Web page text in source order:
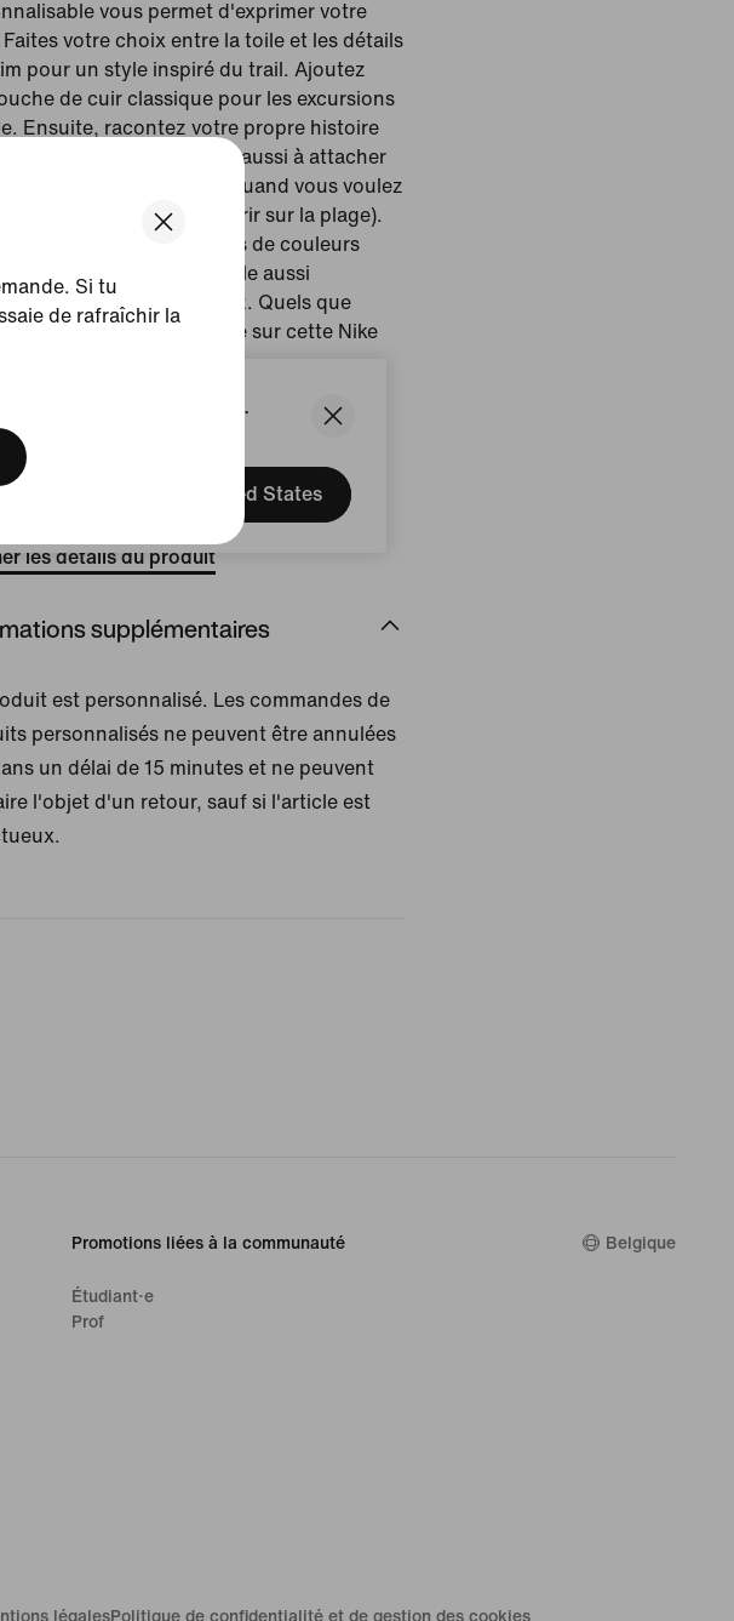
think you are in United States.
your location?
United States
Si tu
de rafraîchir la
vous permet d'exprimer votre
votre choix entre la toile et les détails
pour un style inspiré du trail. Ajoutez
de cuir classique pour les excursions
Ensuite, racontez votre propre histoire
boucle à l'arrière (qui sert aussi à attacher
à votre sac à dos quand vous voulez
un cours d'eau ou courir sur la plage).
les nombreuses options de couleurs
permettent de créer un style aussi
que vous le souhaitez. Quels que
vos choix, votre influence sur cette Nike
affichée :
Multicolore/Multicolore
:
les détails du produit
supplémentaires
est personnalisé. Les commandes de
personnalisés ne peuvent être annulées
un délai de 15 minutes et ne peuvent
l'objet d'un retour, sauf si l'article est
Promotions liées à la communauté
Étudiant·e
Prof
Belgique
légalesPolitique de confidentialité et de gestion des cookies